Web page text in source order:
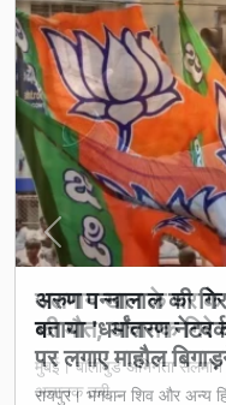
सलमान खान के घर के
की मौत, अचानक गिरे
मुंबई। बॉलीवुड अभिनेता सलमान
अचानक तबी...
Previous